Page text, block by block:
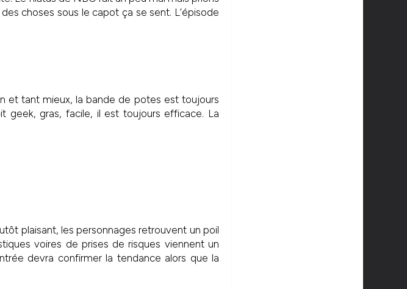
choses sous le capot ça se sent. L’épisode
et tant mieux, la bande de potes est toujours
geek, gras, facile, il est toujours efficace. La
plaisant, les personnages retrouvent un poil
voires de prises de risques viennent un
devra confirmer la tendance alors que la